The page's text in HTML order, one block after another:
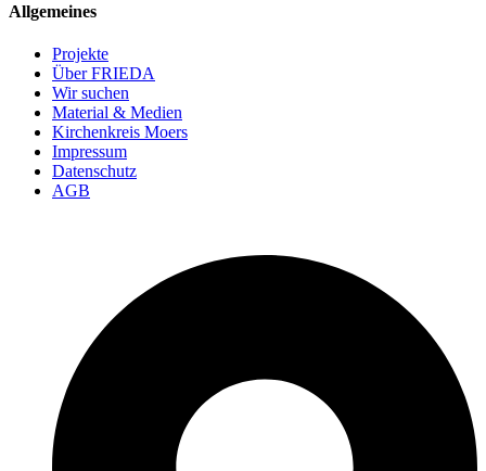
Allgemeines
Projekte
Über FRIEDA
Wir suchen
Material & Medien
Kirchenkreis Moers
Impressum
Datenschutz
AGB